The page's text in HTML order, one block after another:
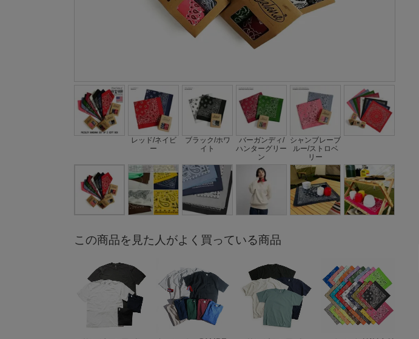
レッド/ネイビ
ー
ブラック/ホワ
イト
バーガンディ/
ハンターグリー
ン
シャンブレーブ
ルー/ストロベ
リー
この商品を見た人がよく買っている商品